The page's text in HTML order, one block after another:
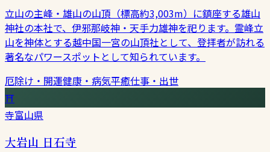
立山の主峰・雄山の山頂（標高約3,003m）に鎮座する雄山
神社の本社で、伊邪那岐神・天手力雄神を祀ります。霊峰立
山を神体とする越中国一宮の山頂社として、登拝者が訪れる
著名なパワースポットとして知られています。
厄除け・開運健康・病気平癒仕事・出世
⛩
寺富山県
大岩山 日石寺